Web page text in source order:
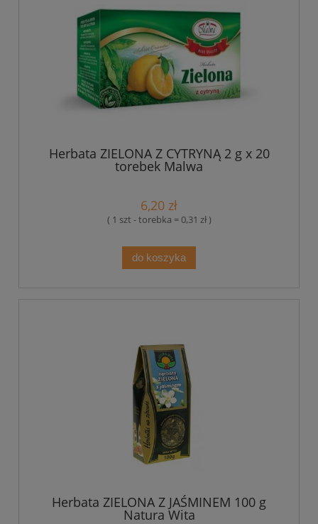
Herbata ZIELONA Z CYTRYNĄ 2 g x 20
torebek Malwa
6,20 zł
( 1 szt - torebka = 0,31 zł )
do koszyka
Herbata ZIELONA Z JAŚMINEM 100 g
Natura Wita